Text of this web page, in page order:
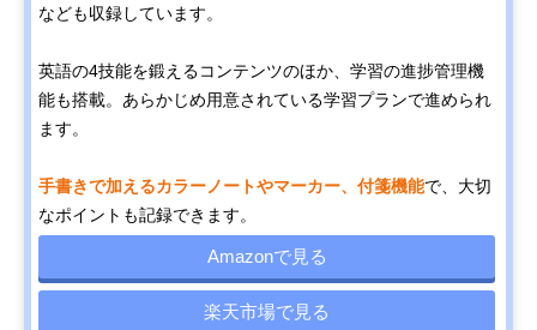
なども収録しています。
英語の4技能を鍛えるコンテンツのほか、学習の進捗管理機
能も搭載。あらかじめ用意されている学習プランで進められ
ます。
手書きで加えるカラーノートやマーカー、付箋機能で、大切
なポイントも記録できます。
Amazonで見る
楽天市場で見る